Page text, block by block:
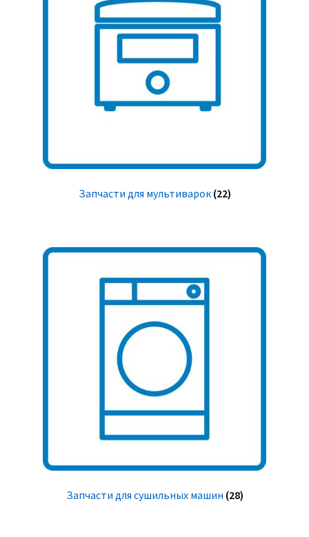
Запчасти для мультиварок (22)
Запчасти для сушильных машин (28)